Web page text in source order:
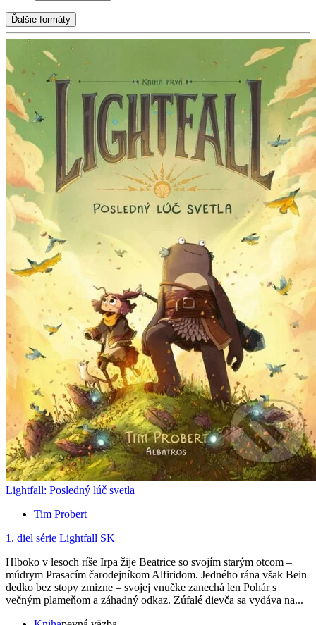
Ďalšie formáty
Lightfall: Posledný lúč svetla
Tim Probert
1. diel série Lightfall SK
Hlboko v lesoch ríše Irpa žije Beatrice so svojím starým otcom –
múdrym Prasacím čarodejníkom Alfiridom. Jedného rána však Bein
dedko bez stopy zmizne – svojej vnučke zanechá len Pohár s
večným plameňom a záhadný odkaz. Zúfalé dievča sa vydáva na...